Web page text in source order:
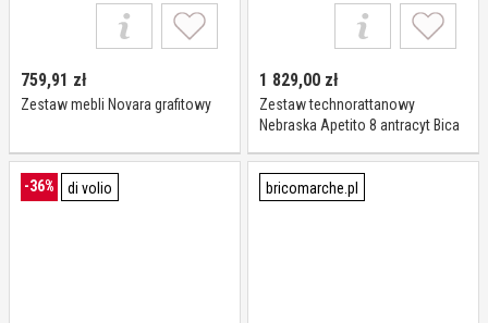
759,91 zł
Zestaw mebli Novara grafitowy
1 829,00 zł
Zestaw technorattanowy
Nebraska Apetito 8 antracyt Bica
-36% di volio bricomarche.pl